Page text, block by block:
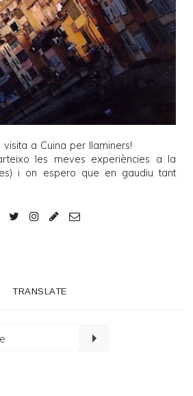
visita a Cuina per llaminers!
les meves experiències a la
i on espero que en gaudiu tant
TRANSLATE